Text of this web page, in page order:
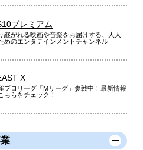
プレミアム
継がれる映画や音楽をお届けする、大人
めのエンタテインメントチャンネル
X
プロリーグ「Mリーグ」参戦中！最新情報
ちらをチェック！